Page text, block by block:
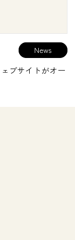
ブサイトがオー